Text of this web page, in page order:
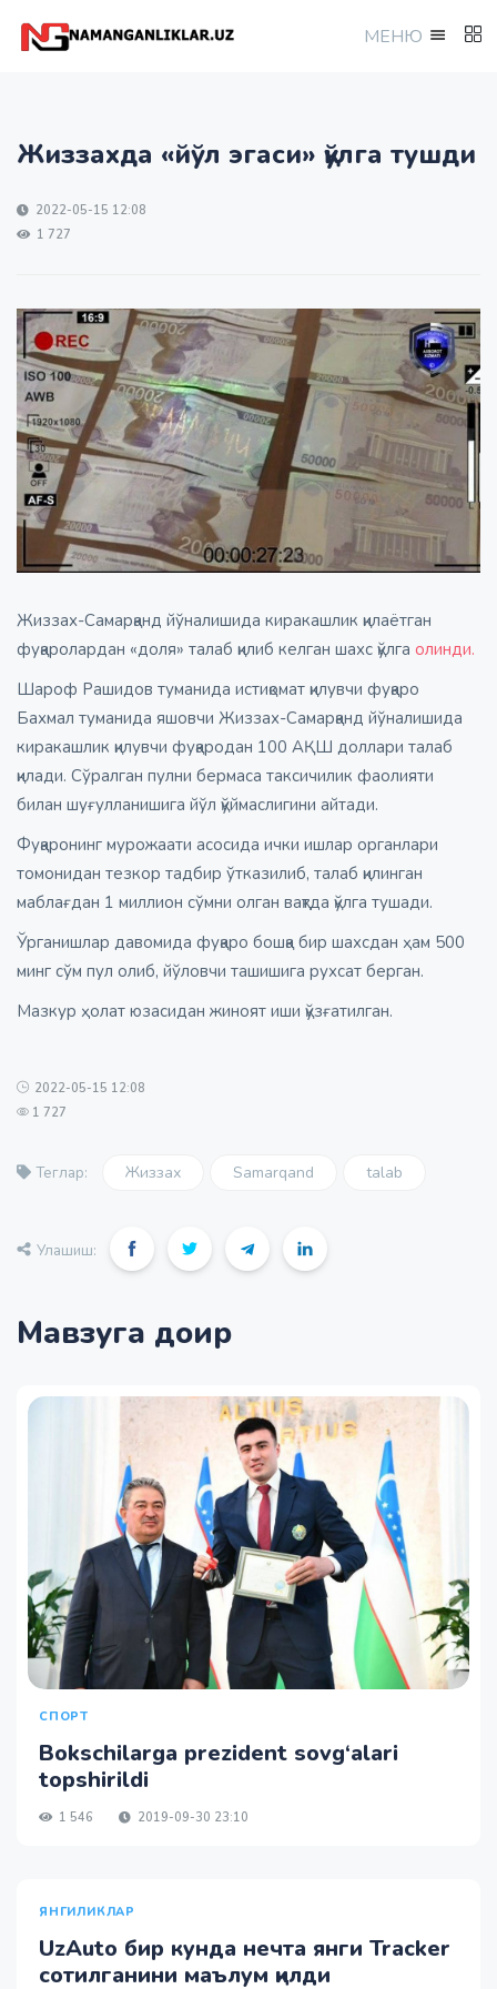
МEНЮ
Жиззахда «йўл эгаси» қўлга тушди
2022-05-15 12:08
1 727
Жиззах-Самарқанд йўналишида киракашлик қилаётган
фуқаролардан «доля» талаб қилиб келган шахс қўлга олинди.
Шароф Рашидов туманида истиқомат қилувчи фуқаро
Бахмал туманида яшовчи Жиззах-Самарқанд йўналишида
киракашлик қилувчи фуқародан 100 АҚШ доллари талаб
қилади. Сўралган пулни бермаса таксичилик фаолияти
билан шуғулланишига йўл қўймаслигини айтади.
Фуқаронинг мурожаати асосида ички ишлар органлари
томонидан тезкор тадбир ўтказилиб, талаб қилинган
маблағдан 1 миллион сўмни олган вақтда қўлга тушади.
Ўрганишлар давомида фуқаро бошқа бир шахсдан ҳам 500
минг сўм пул олиб, йўловчи ташишига рухсат берган.
Мазкур ҳолат юзасидан жиноят иши қўзғатилган.
2022-05-15 12:08
1 727
Теглар: Жиззах Samarqand talab
Улашиш:
Мавзуга доир
СПОРТ
Bokschilarga prezident sovg‘alari
topshirildi
1 546 2019-09-30 23:10
ЯНГИЛИКЛАР
UzAuto бир кунда нечта янги Tracker
сотилганини маълум қилди